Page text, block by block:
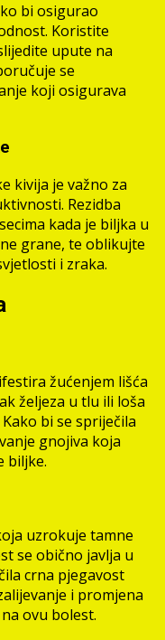
bi osigurao
Koristite
upute na
se
koji osigurava
kivija je važno za
Rezidba
kada je biljka u
grane, te oblikujte
i zraka.
žućenjem lišća
željeza u tlu ili loša
bi se spriječila
gnojiva koja
biljke.
uzrokuje tamne
se obično javlja u
crna pjegavost
i promjena
ovu bolest.